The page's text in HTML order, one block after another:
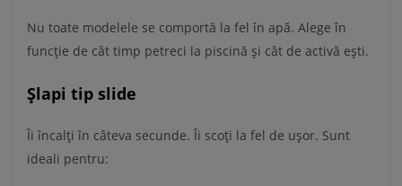
Nu toate modelele se comportă la fel în apă. Alege în
funcție de cât timp petreci la piscină și cât de activă ești.
Șlapi tip slide
Îi încalți în câteva secunde. Îi scoți la fel de ușor. Sunt
ideali pentru: